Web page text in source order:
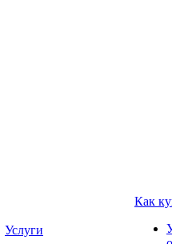
Услуги
Как